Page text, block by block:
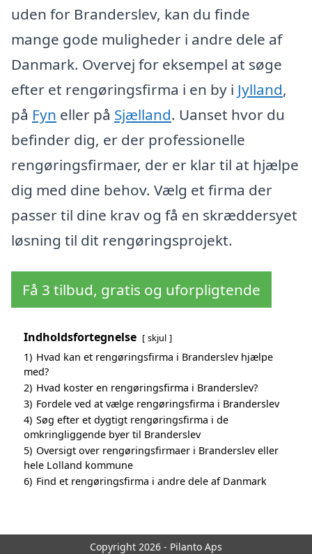
uden for Branderslev, kan du finde
mange gode muligheder i andre dele af
Danmark. Overvej for eksempel at søge
efter et rengøringsfirma i en by i Jylland,
på Fyn eller på Sjælland. Uanset hvor du
befinder dig, er der professionelle
rengøringsfirmaer, der er klar til at hjælpe
dig med dine behov. Vælg et firma der
passer til dine krav og få en skræddersyet
løsning til dit rengøringsprojekt.
Få 3 tilbud, gratis og uforpligtende
Indholdsfortegnelse skjul
1) Hvad kan et rengøringsfirma i Branderslev hjælpe
med?
2) Hvad koster en rengøringsfirma i Branderslev?
3) Fordele ved at vælge rengøringsfirma i Branderslev
4) Søg efter et dygtigt rengøringsfirma i de
omkringliggende byer til Branderslev
5) Oversigt over rengøringsfirmaer i Branderslev eller
hele Lolland kommune
6) Find et rengøringsfirma i andre dele af Danmark
Copyright 2026 - Pilanto Aps